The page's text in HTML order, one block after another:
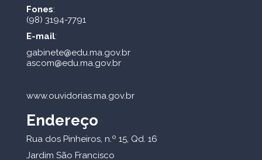
Fones:
(98) 3194-7791
E-mail:
gabinete@edu.ma.gov.br
ascom@edu.ma.gov.br
www.ouvidorias.ma.gov.br
Endereço
Rua dos Pinheiros, n.º 15, Qd. 16
Jardim São Francisco